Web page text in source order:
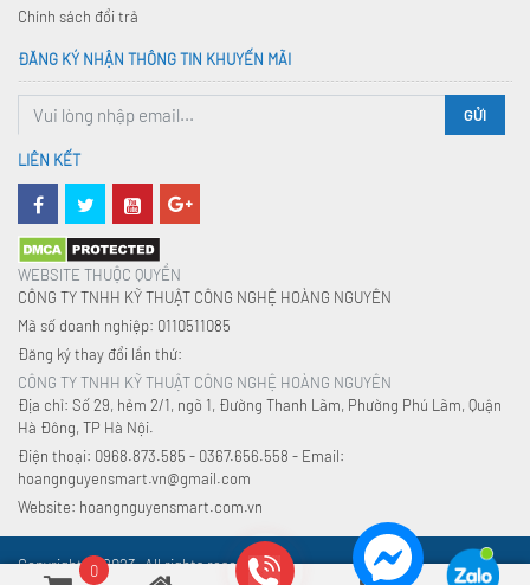
Chính sách đổi trả
ĐĂNG KÝ NHẬN THÔNG TIN KHUYẾN MÃI
GỬI
LIÊN KẾT
WEBSITE THUỘC QUYỀN
CÔNG TY TNHH KỸ THUẬT CÔNG NGHỆ HOÀNG NGUYÊN
Mã số doanh nghiệp: 0110511085
Đăng ký thay đổi lần thứ:
CÔNG TY TNHH KỸ THUẬT CÔNG NGHỆ HOÀNG NGUYÊN
Địa chỉ: Số 29, hẻm 2/1, ngõ 1, Đường Thanh Lãm, Phường Phú Lãm, Quận
Hà Đông, TP Hà Nội.
Điện thoại: 0968.873.585 - 0367.656.558 - Email:
hoangnguyensmart.vn@gmail.com
Website: hoangnguyensmart.com.vn
Copyright © 2023. All rights reserved.
0